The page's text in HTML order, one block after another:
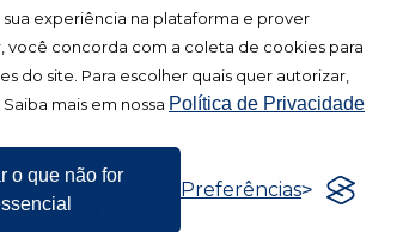
experiência na plataforma e prover
você concorda com a coleta de cookies para
do site. Para escolher quais quer autorizar,
mais em nossa Política de Privacidade
o que não for
Preferências
Av. Caxangá,
Telefones: (81)
WhatsApp: (81)